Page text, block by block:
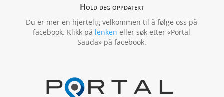
Hold deg oppdatert
Du er mer en hjertelig velkommen til å følge oss på
facebook. Klikk på lenken eller søk etter «Portal
Sauda» på facebook.